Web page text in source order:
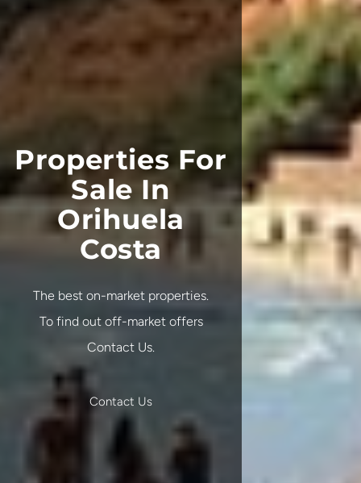
Properties For
Sale In
Orihuela
Costa
The best on-market properties.
To find out off-market offers
Contact Us.
Contact Us